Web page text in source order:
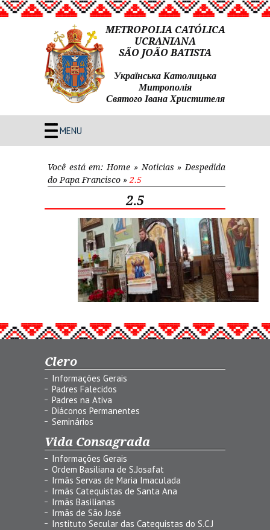
METROPOLIA CATÓLICA
UCRANIANA
SÃO JOÃO BATISTA
Українська Католицька
Митрополія
Святого Івана Христителя
MENU
Você está em: Home » Noticias » Despedida
do Papa Francisco » 2.5
2.5
Clero
Informações Gerais
Padres Falecidos
Padres na Ativa
Diáconos Permanentes
Seminários
Vida Consagrada
Informações Gerais
Ordem Basiliana de S.Josafat
Irmãs Servas de Maria Imaculada
Irmãs Catequistas de Santa Ana
Irmãs Basilianas
Irmãs de São José
Instituto Secular das Catequistas do S.C.J